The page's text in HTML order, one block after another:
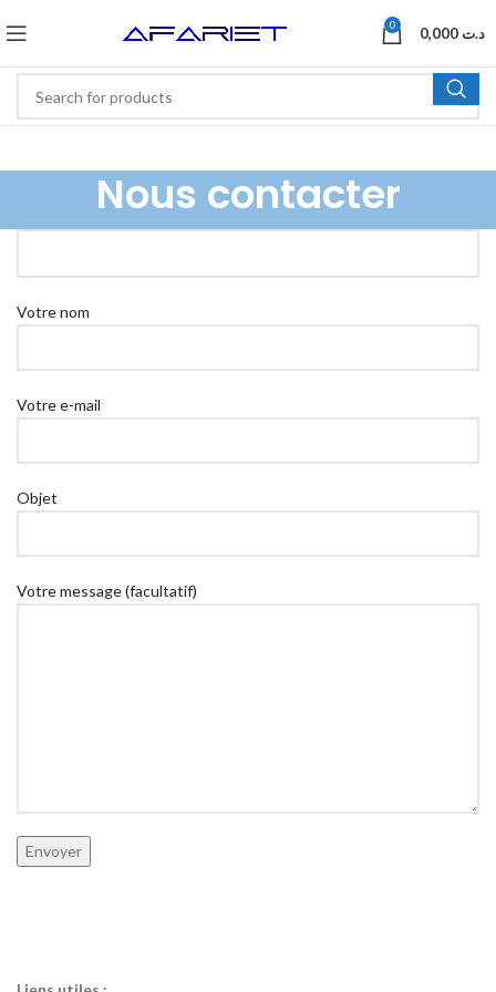
0 د.ت
Nous contacter
Votre nom
Votre e-mail
Objet
Votre message (facultatif)